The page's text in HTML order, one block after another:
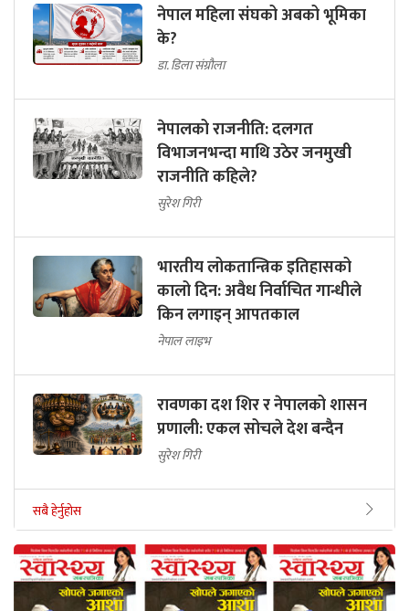
नेपाल महिला संघको अबको भूमिका
के?
डा. डिला संग्रौला
नेपालको राजनीति: दलगत
विभाजनभन्दा माथि उठेर जनमुखी
राजनीति कहिले?
सुरेश गिरी
भारतीय लोकतान्त्रिक इतिहासको
कालो दिन: अवैध निर्वाचित गान्धीले
किन लगाइन् आपतकाल
नेपाल लाइभ
रावणका दश शिर र नेपालको शासन
प्रणाली: एकल सोचले देश बन्दैन
सुरेश गिरी
सबै हेर्नुहोस